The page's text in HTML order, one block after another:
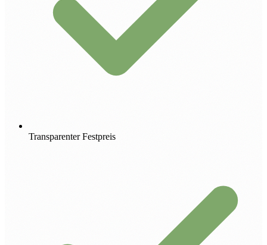
Transparenter Festpreis